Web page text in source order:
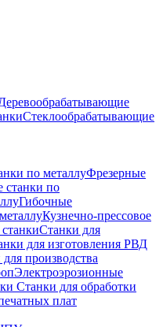
Стеклообрабатывающие
по металлуФрезерные
станки по
Гибочные
Кузнечно-прессовое
Станки для
для изготовления РВД
производства
Электроэрозионные
Станки для обработки
плат